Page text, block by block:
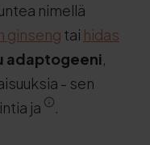
nimellä
ginseng tai hidas
adaptogeeni,
- sen
ja
.